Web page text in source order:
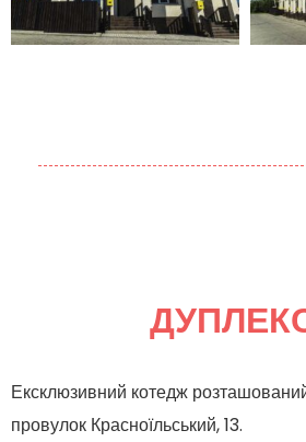
Ексклюзивний котедж
провулок Красноїльський, 13.